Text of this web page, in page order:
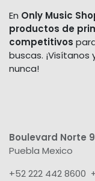
En Only Music
productos de
competitivos
buscas.
nunca!
Boulevard Norte
Puebla Mexico
+52 222 442 8600